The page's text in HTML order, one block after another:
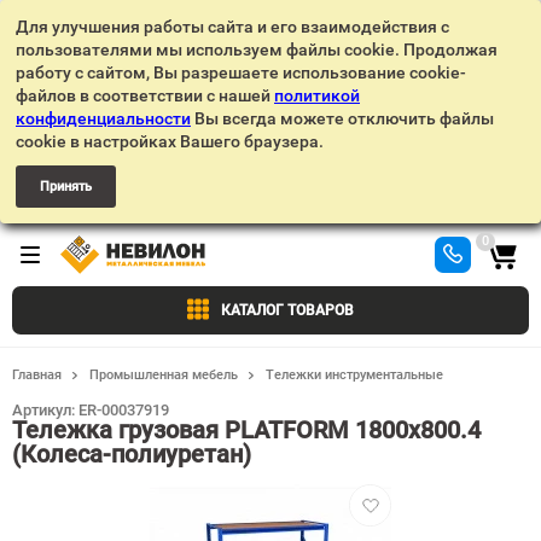
Для улучшения работы сайта и его взаимодействия с
пользователями мы используем файлы cookie. Продолжая
работу с сайтом, Вы разрешаете использование cookie-
файлов в соответствии с нашей политикой
конфиденциальности Вы всегда можете отключить файлы
cookie в настройках Вашего браузера.
Принять
КАТАЛОГ ТОВАРОВ
0
Главная Промышленная мебель Тележки инструментальные
Тележка грузовая PLATFORM 1800х800.4
(Колеса-полиуретан)
Артикул: ER-00037919
Добавить